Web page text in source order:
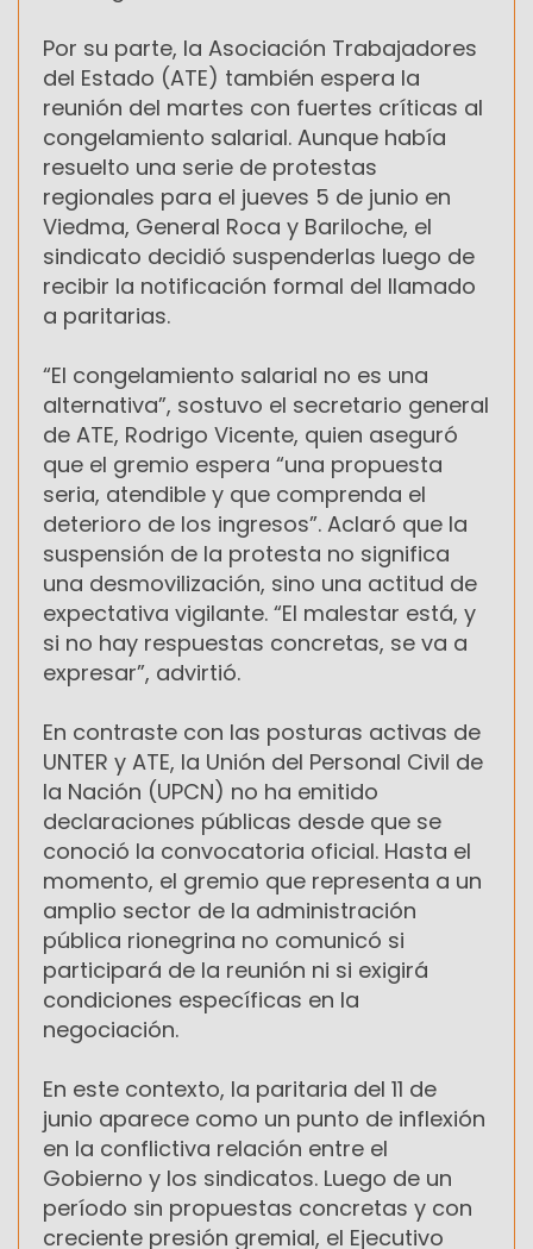
Por su parte, la Asociación Trabajadores
del Estado (ATE) también espera la
reunión del martes con fuertes críticas al
congelamiento salarial. Aunque había
resuelto una serie de protestas
regionales para el jueves 5 de junio en
Viedma, General Roca y Bariloche, el
sindicato decidió suspenderlas luego de
recibir la notificación formal del llamado
a paritarias.
“El congelamiento salarial no es una
alternativa”, sostuvo el secretario general
de ATE, Rodrigo Vicente, quien aseguró
que el gremio espera “una propuesta
seria, atendible y que comprenda el
deterioro de los ingresos”. Aclaró que la
suspensión de la protesta no significa
una desmovilización, sino una actitud de
expectativa vigilante. “El malestar está, y
si no hay respuestas concretas, se va a
expresar”, advirtió.
En contraste con las posturas activas de
UNTER y ATE, la Unión del Personal Civil de
la Nación (UPCN) no ha emitido
declaraciones públicas desde que se
conoció la convocatoria oficial. Hasta el
momento, el gremio que representa a un
amplio sector de la administración
pública rionegrina no comunicó si
participará de la reunión ni si exigirá
condiciones específicas en la
negociación.
En este contexto, la paritaria del 11 de
junio aparece como un punto de inflexión
en la conflictiva relación entre el
Gobierno y los sindicatos. Luego de un
período sin propuestas concretas y con
creciente presión gremial, el Ejecutivo